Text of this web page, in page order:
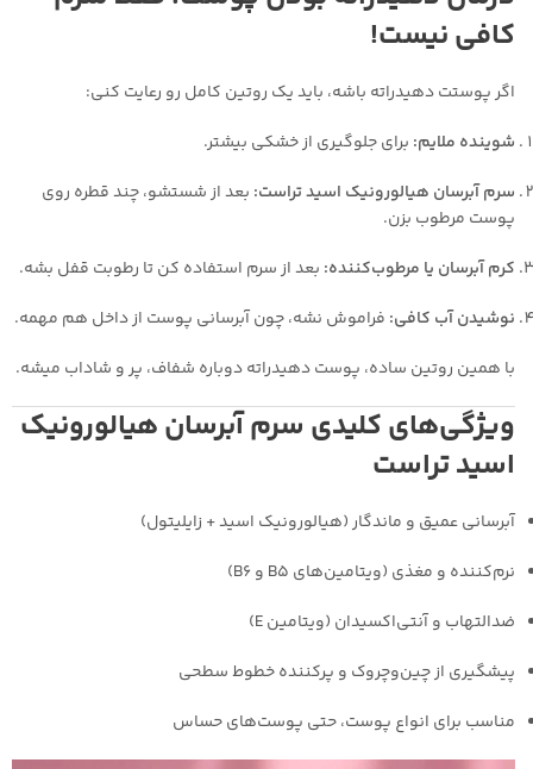
کافی نیست!
اگر پوستت دهیدراته باشه، باید یک روتین کامل رو رعایت کنی:
شوینده ملایم: برای جلوگیری از خشکی بیشتر.
سرم آبرسان هیالورونیک اسید تراست: بعد از شستشو، چند قطره روی
پوست مرطوب بزن.
کرم آبرسان یا مرطوب‌کننده: بعد از سرم استفاده کن تا رطوبت قفل بشه.
نوشیدن آب کافی: فراموش نشه، چون آبرسانی پوست از داخل هم مهمه.
با همین روتین ساده، پوست دهیدراته دوباره شفاف، پر و شاداب میشه.
ویژگی‌های کلیدی سرم آبرسان هیالورونیک
اسید تراست
آبرسانی عمیق و ماندگار (هیالورونیک اسید + زایلیتول)
نرم‌کننده و مغذی (ویتامین‌های B5 و B6)
ضدالتهاب و آنتی‌اکسیدان (ویتامین E)
پیشگیری از چین‌وچروک و پرکننده خطوط سطحی
مناسب برای انواع پوست، حتی پوست‌های حساس